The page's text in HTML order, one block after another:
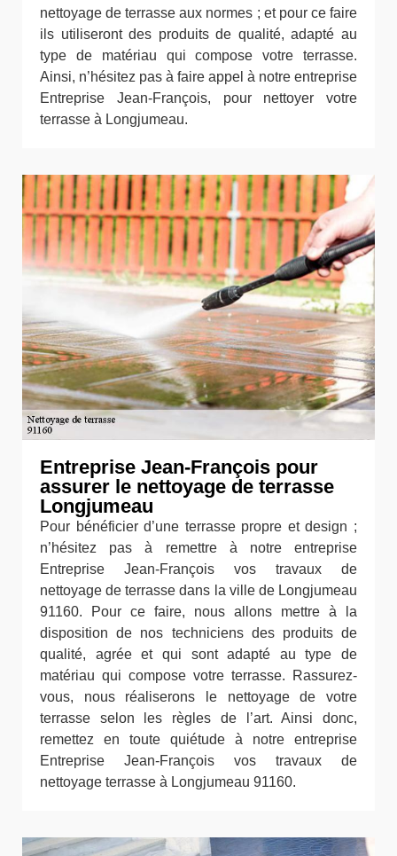
nettoyage de terrasse aux normes ; et pour ce faire
ils utiliseront des produits de qualité, adapté au
type de matériau qui compose votre terrasse.
Ainsi, n’hésitez pas à faire appel à notre entreprise
Entreprise Jean-François, pour nettoyer votre
terrasse à Longjumeau.
Entreprise Jean-François pour
assurer le nettoyage de terrasse
Longjumeau
Pour bénéficier d’une terrasse propre et design ;
n’hésitez pas à remettre à notre entreprise
Entreprise Jean-François vos travaux de
nettoyage de terrasse dans la ville de Longjumeau
91160. Pour ce faire, nous allons mettre à la
disposition de nos techniciens des produits de
qualité, agrée et qui sont adapté au type de
matériau qui compose votre terrasse. Rassurez-
vous, nous réaliserons le nettoyage de votre
terrasse selon les règles de l’art. Ainsi donc,
remettez en toute quiétude à notre entreprise
Entreprise Jean-François vos travaux de
nettoyage terrasse à Longjumeau 91160.